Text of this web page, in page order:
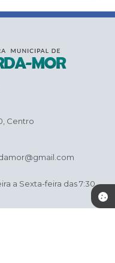
Centro
a Sexta-feira das 7:30